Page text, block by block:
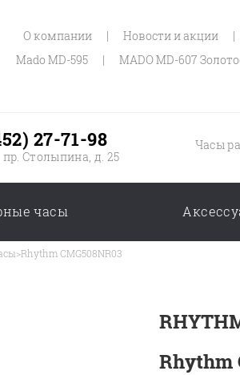
О компании | Новости и акции |
Mado MD-595
| MADO MD-607
27-71-98
Столыпина, д. 25
Часы
часы
>Rhythm CMG508NR03
Rhythm